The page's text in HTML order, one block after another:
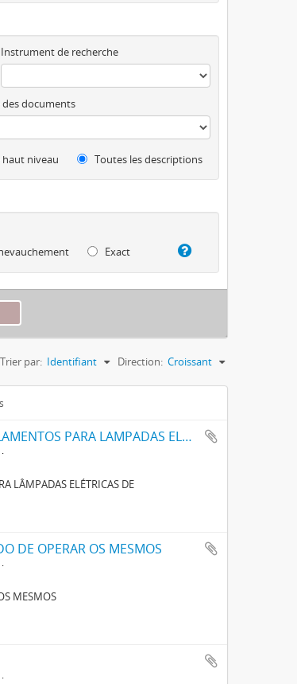
Instrument de recherche
documents
niveau Toutes les descriptions
Exact
Trier par: Identifiant Direction: Croissant
UM PROCESSO E APPARELHO PARA DAR FORMA A FILAMENTOS PARA LAMPADAS ELECTRICAS DE INCANDESCENCIA
LÂMPADAS ELÉTRICAS DE
DE OPERAR OS MESMOS
MESMOS